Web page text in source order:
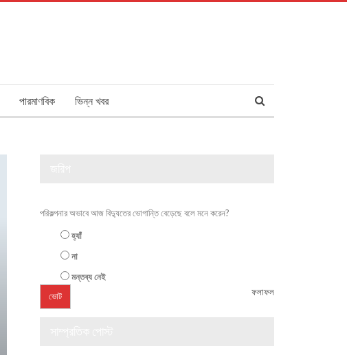
পারমাণবিক ভিন্ন খবর
পরিকল্পনার অভাবে আজ বিদ্যুতের ভোগান্তি বেড়েছে বলে মনে করেন?
হ্যাঁ
না
মন্তব্য নেই
ফলাফল